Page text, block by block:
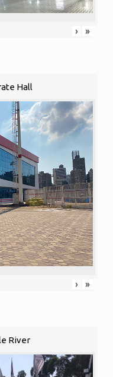
› »
Hall
› »
River